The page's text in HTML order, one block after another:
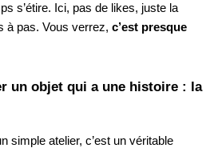
s’étire. Ici, pas de likes, juste la
à pas. Vous verrez, c’est presque
un objet qui a une histoire : la
simple atelier, c’est un véritable